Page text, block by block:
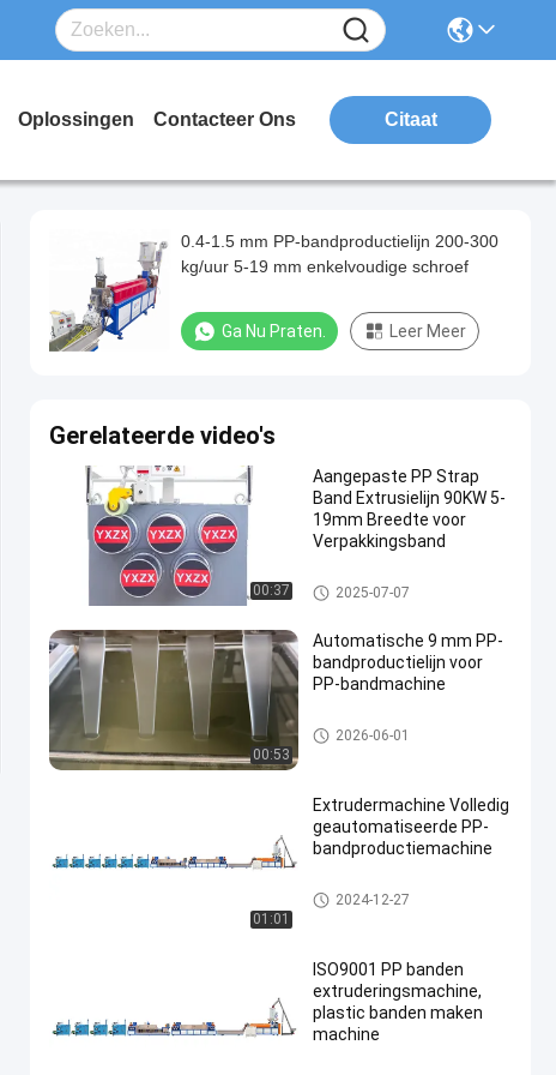
Oplossingen Contacteer Ons Citaat
0.4-1.5 mm PP-bandproductielijn 200-300
kg/uur 5-19 mm enkelvoudige schroef
Ga Nu Praten. Leer Meer
Gerelateerde video's
00:37
Aangepaste PP Strap
Band Extrusielijn 90KW 5-
19mm Breedte voor
Verpakkingsband
PP-stropband-extrusielijn
2025-07-07
00:53
Automatische 9 mm PP-
bandproductielijn voor
PP-bandmachine
PP-bandmachine
2026-06-01
01:01
Extrudermachine Volledig
geautomatiseerde PP-
bandproductiemachine
Productielijn voor PP-banden
2024-12-27
ISO9001 PP banden
extruderingsmachine,
plastic banden maken
machine